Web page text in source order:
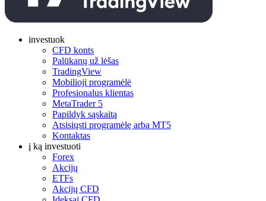
investuok
CFD konts
Palūkanų už lėšas
TradingView
Mobilioji programėlė
Profesionalus klientas
MetaTrader 5
Papildyk sąskaitą
Atsisiųsti programėlę arba MT5
Kontaktas
į ką investuoti
Forex
Akcijų
ETFs
Akcijų CFD